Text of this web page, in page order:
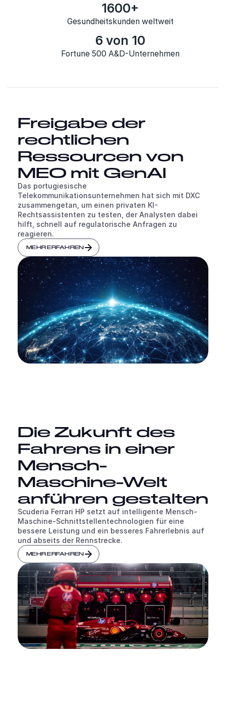
1600+
Gesundheitskunden weltweit
6 von 10
Fortune 500 A&D-Unternehmen
Freigabe der
rechtlichen
Ressourcen von
MEO mit GenAI
Das portugiesische
Telekommunikationsunternehmen hat sich mit DXC
zusammengetan, um einen privaten KI-
Rechtsassistenten zu testen, der Analysten dabei
hilft, schnell auf regulatorische Anfragen zu
reagieren.
MEHR ERFAHREN
Die Zukunft des
Fahrens in einer
Mensch-
Maschine-Welt
anführen gestalten
Scuderia Ferrari HP setzt auf intelligente Mensch-
Maschine-Schnittstellentechnologien für eine
bessere Leistung und ein besseres Fahrerlebnis auf
und abseits der Rennstrecke.
MEHR ERFAHREN